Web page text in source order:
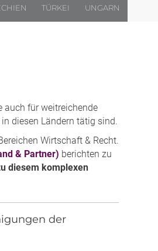
TÜRKEI UNGARN
auch für weitreichende
diesen Ländern tätig sind.
Wirtschaft & Recht.
& Partner) berichten zu
diesem komplexen
der